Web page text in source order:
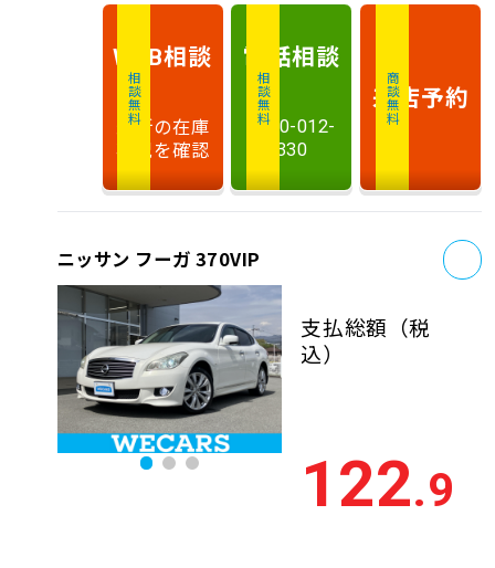
相談無料
WEB相談
最新の在庫
状況を確認
相談無料
電話相談
0120-012-
330
商談無料
来店予約
ニッサン フーガ 370VIP
支払総額 （税
込）
122.9